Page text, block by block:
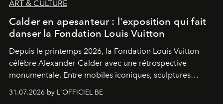
ART & CULTURE
Calder en apesanteur : l'exposition qui fait
danser la Fondation Louis Vuitton
Depuis le printemps 2026, la Fondation Louis Vuitton
célèbre Alexander Calder avec une rétrospective
monumentale. Entre mobiles iconiques, sculptures
monumentales et poésie du mouvement, l'artiste
américain investit les espaces imaginés par Frank Gehry
31.07.2026 by L'OFFICIEL BE